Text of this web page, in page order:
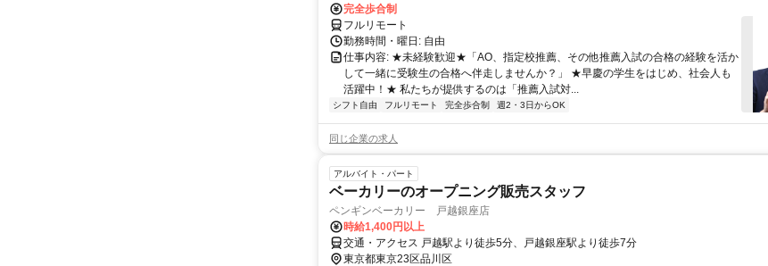
完全歩合制
フルリモート
勤務時間・曜日: 自由
仕事内容: ★未経験歓迎★「AO、指定校推薦、その他推薦入試の合格の経験を活か
して一緒に受験生の合格へ伴走しませんか？」 ★早慶の学生をはじめ、社会人も
活躍中！★ 私たちが提供するのは「推薦入試対...
シフト自由 フルリモート 完全歩合制 週2・3日からOK
同じ企業の求人
アルバイト・パート
ベーカリーのオープニング販売スタッフ
ペンギンベーカリー 戸越銀座店
時給1,400円以上
交通・アクセス 戸越駅より徒歩5分、戸越銀座駅より徒歩7分
東京都東京23区品川区